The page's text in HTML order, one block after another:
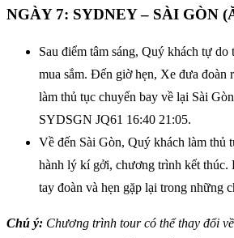
NGÀY 7: SYDNEY – SÀI GÒN
Sau điểm tâm sáng, Quý khách tự do
mua sắm. Đến giờ hẹn, Xe đưa đoàn
làm thủ tục chuyến bay về lại Sài
SYDSGN JQ61 16:40 21:05.
Về đến Sài Gòn, Quý khách làm thủ
hành lý kí gởi, chương trình kết thúc.
tay đoàn và hẹn gặp lại trong những
Chú ý: Chương trình tour có thể thay đổi